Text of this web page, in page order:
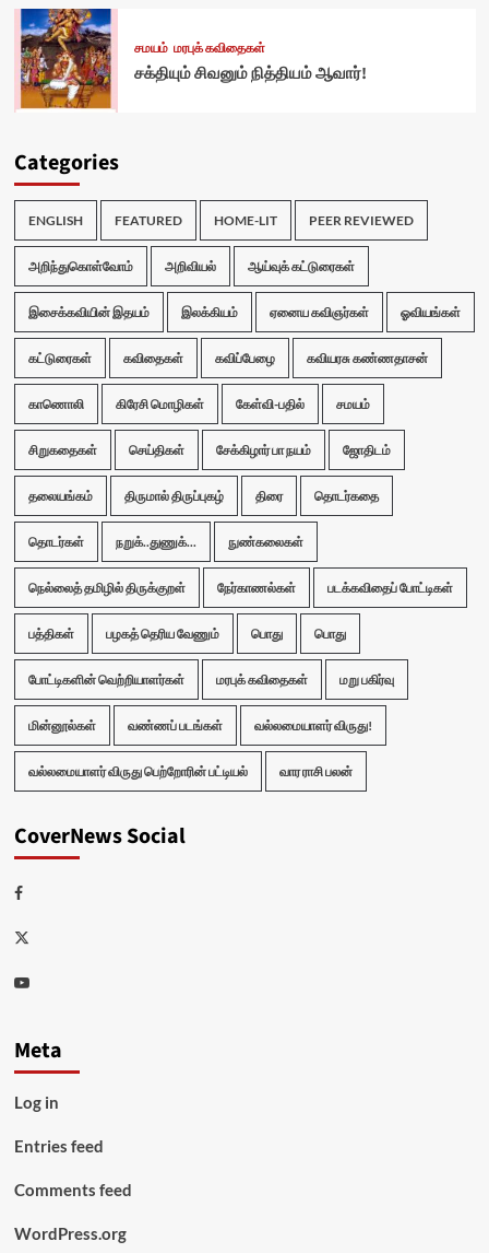
சமயம் மரபுக் கவிதைகள்
சக்தியும் சிவனும் நித்தியம் ஆவார்!
Categories
ENGLISH FEATURED HOME-LIT PEER REVIEWED
அறிந்துகொள்வோம் அறிவியல் ஆய்வுக் கட்டுரைகள்
இசைக்கவியின் இதயம் இலக்கியம் ஏனைய கவிஞர்கள் ஓவியங்கள்
கட்டுரைகள் கவிதைகள் கவிப்பேழை கவியரசு கண்ணதாசன்
காணொலி கிரேசி மொழிகள் கேள்வி-பதில் சமயம்
சிறுகதைகள் செய்திகள் சேக்கிழார் பா நயம் ஜோதிடம்
தலையங்கம் திருமால் திருப்புகழ் திரை தொடர்கதை
தொடர்கள் நறுக்..துணுக்... நுண்கலைகள்
நெல்லைத் தமிழில் திருக்குறள் நேர்காணல்கள் படக்கவிதைப் போட்டிகள்
பத்திகள் பழகத் தெரிய வேணும் பொது பொது
போட்டிகளின் வெற்றியாளர்கள் மரபுக் கவிதைகள் மறு பகிர்வு
மின்னூல்கள் வண்ணப் படங்கள் வல்லமையாளர் விருது!
வல்லமையாளர் விருது பெற்றோரின் பட்டியல் வார ராசி பலன்
CoverNews Social
Facebook
Twitter
Youtube
Meta
Log in
Entries feed
Comments feed
WordPress.org